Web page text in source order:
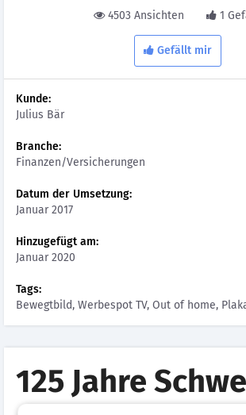
4503 Ansichten 1
Gefällt mir
Kunde:
Julius Bär
Branche:
Finanzen/Versicherungen
Datum der Umsetzung:
Januar 2017
Hinzugefügt am:
Januar 2020
Tags:
Bewegtbild, Werbespot TV, Out of home,
125 Jahre